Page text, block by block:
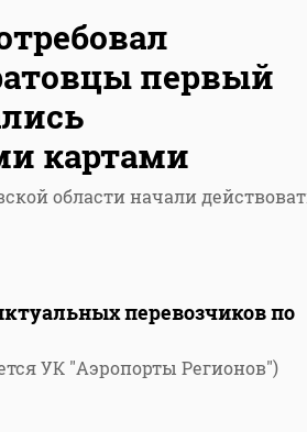
первый
картами
области начали
перевозчиков по
УК "Аэропорты Регионов")